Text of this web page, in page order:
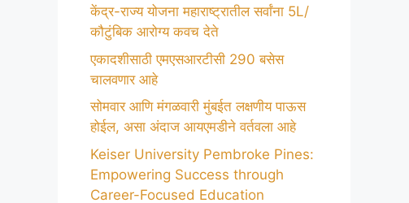
केंद्र-राज्य योजना महाराष्ट्रातील सर्वांना 5L/
कौटुंबिक आरोग्य कवच देते
एकादशीसाठी एमएसआरटीसी 290 बसेस
चालवणार आहे
सोमवार आणि मंगळवारी मुंबईत लक्षणीय पाऊस
होईल, असा अंदाज आयएमडीने वर्तवला आहे
Keiser University Pembroke Pines:
Empowering Success through
Career-Focused Education